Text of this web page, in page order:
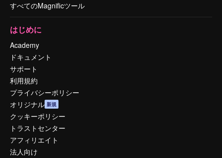
すべてのMagnificツール
はじめに
Academy
ドキュメント
サポート
利用規約
プライバシーポリシー
オリジナル 新規
クッキーポリシー
トラストセンター
アフィリエイト
法人向け